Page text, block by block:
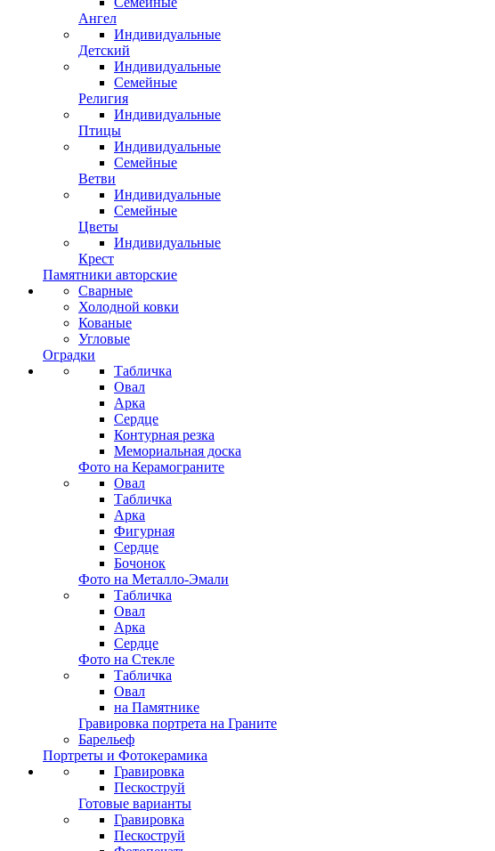
Ангел
Индивидуальные
Детский
Индивидуальные
Семейные
Религия
Индивидуальные
Птицы
Индивидуальные
Семейные
Ветви
Индивидуальные
Семейные
Цветы
Индивидуальные
Крест
Памятники авторские
Сварные
Холодной ковки
Кованые
Угловые
Оградки
Табличка
Овал
Арка
Сердце
Контурная резка
Мемориальная доска
Фото на Керамограните
Овал
Табличка
Арка
Фигурная
Сердце
Бочонок
Фото на Металло-Эмали
Табличка
Овал
Арка
Сердце
Фото на Стекле
Табличка
Овал
на Памятнике
Гравировка портрета на Граните
Барельеф
Портреты и Фотокерамика
Гравировка
Пескоструй
Готовые варианты
Гравировка
Пескоструй